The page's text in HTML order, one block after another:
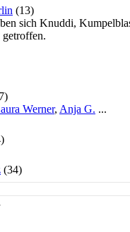
(13)
sich Knuddi,
getroffen.
Werner, Anja G. ...
(34)